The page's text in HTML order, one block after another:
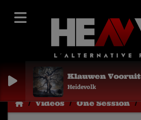
Klauwen Vooruit
Heidevolk
Vidéos One Session